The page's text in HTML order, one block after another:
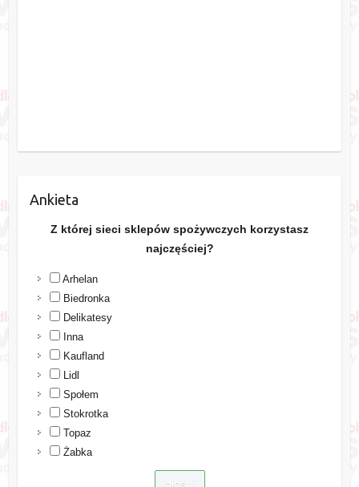
Ankieta
Z której sieci sklepów spożywczych korzystasz
najczęściej?
Arhelan
Biedronka
Delikatesy
Inna
Kaufland
Lidl
Społem
Stokrotka
Topaz
Żabka